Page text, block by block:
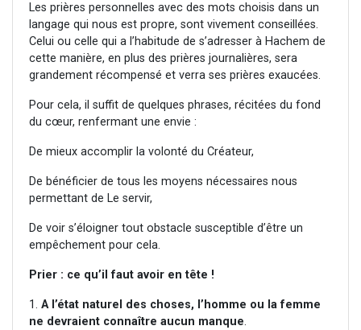
Les prières personnelles avec des mots choisis dans un
langage qui nous est propre, sont vivement conseillées.
Celui ou celle qui a l’habitude de s’adresser à Hachem de
cette manière, en plus des prières journalières, sera
grandement récompensé et verra ses prières exaucées.
Pour cela, il suffit de quelques phrases, récitées du fond
du cœur, renfermant une envie :
De mieux accomplir la volonté du Créateur,
De bénéficier de tous les moyens nécessaires nous
permettant de Le servir,
De voir s’éloigner tout obstacle susceptible d’être un
empêchement pour cela.
Prier : ce qu’il faut avoir en tête !
1. A l’état naturel des choses, l’homme ou la femme
ne devraient connaître aucun manque.